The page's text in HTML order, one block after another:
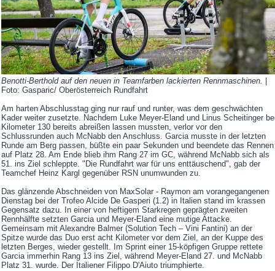
Benotti-Berthold auf den neuen in Teamfarben lackierten Rennmaschinen.
Foto: Gasparic/ Oberösterreich Rundfahrt
Am harten Abschlusstag ging nur rauf und runter, was dem geschwächten
Kader weiter zusetzte. Nachdem Luke Meyer-Eland und Linus Scheitinger
Kilometer 130 bereits abreißen lassen mussten, verlor vor den
Schlussrunden auch McNabb den Anschluss. Garcia musste in der letzten
Runde am Berg passen, büßte ein paar Sekunden und beendete das Rennen
auf Platz 28. Am Ende blieb ihm Rang 27 im GC, während McNabb sich als
51. ins Ziel schleppte. "Die Rundfahrt war für uns enttäuschend", gab der
Teamchef Heinz Kargl gegenüber RSN unumwunden zu.
Das glänzende Abschneiden von MaxSolar - Raymon am vorangegangenen
Dienstag bei der Trofeo Alcide De Gasperi (1.2) in Italien stand im krassen
Gegensatz dazu. In einer von heftigem Starkregen geprägten zweiten
Rennhälfte setzten Garcia und Meyer-Eland eine mutige Attacke.
Gemeinsam mit Alexandre Balmer (Solution Tech – Vini Fantini) an der
Spitze wurde das Duo erst acht Kilometer vor dem Ziel, an der Kuppe des
letzten Berges, wieder gestellt. Im Sprint einer 15-köpfigen Gruppe rettete
Garcia immerhin Rang 13 ins Ziel, während Meyer-Eland 27. und McNabb
Platz 31. wurde. Der Italiener Filippo D'Aiuto triumphierte.